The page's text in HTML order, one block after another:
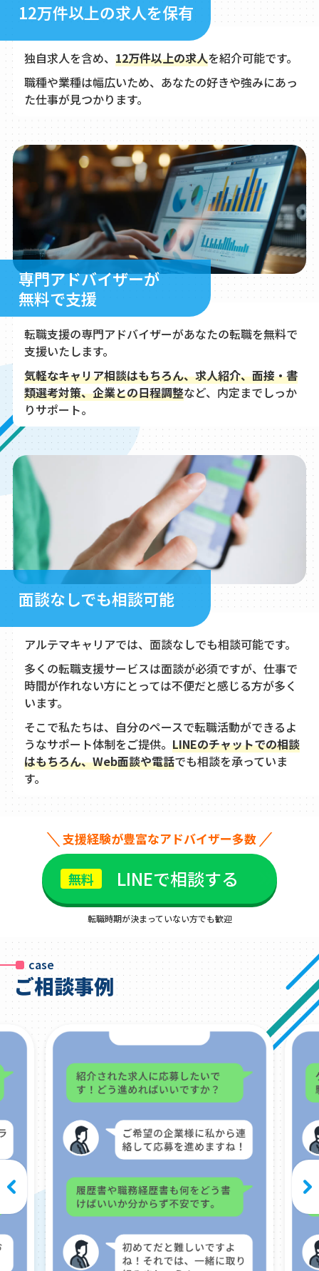
12万件以上の求人を保有
独自求人を含め、 12万件以上の求人を紹介可能です。
職種や業種は幅広いため、あなたの好きや強みにあっ
た仕事が見つかります。
専門アドバイザーが
無料で支援
転職支援の専門アドバイザーがあなたの転職を無料で
支援いたします。
気軽なキャリア相談はもちろん、求人紹介、面接・書
類選考対策、企業との日程調整など、内定までしっか
りサポート。
面談なしでも相談可能
アルテマキャリアでは、面談なしでも相談可能です。
多くの転職支援サービスは面談が必須ですが、仕事で
時間が作れない方にとっては不便だと感じる方が多く
います。
そこで私たちは、自分のペースで転職活動ができるよ
うなサポート体制をご提供。 LINEのチャットでの相談
はもちろん、Web面談や電話でも相談を承っていま
す。
支援経験が豊富なアドバイザー多数
LINEで相談する
転職時期が決まっていない方でも歓迎
case
ご相談事例